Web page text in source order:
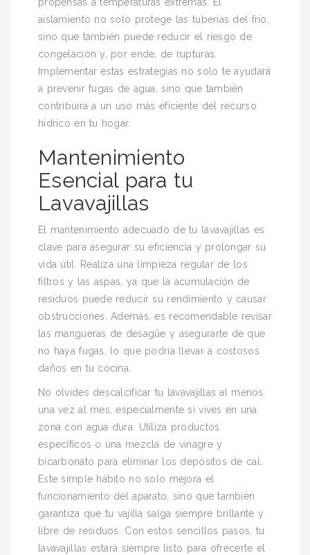
propensas a temperaturas extremas. El
aislamiento no solo protege las tuberías del frío,
sino que también puede reducir el riesgo de
congelación y, por ende, de rupturas.
Implementar estas estrategias no solo te ayudará
a prevenir fugas de agua, sino que también
contribuirá a un uso más eficiente del recurso
hídrico en tu hogar.
Mantenimiento
Esencial para tu
Lavavajillas
El mantenimiento adecuado de tu lavavajillas es
clave para asegurar su eficiencia y prolongar su
vida útil. Realiza una limpieza regular de los
filtros y las aspas, ya que la acumulación de
residuos puede reducir su rendimiento y causar
obstrucciones. Además, es recomendable revisar
las mangueras de desagüe y asegurarte de que
no haya fugas, lo que podría llevar a costosos
daños en tu cocina.
No olvides descalcificar tu lavavajillas al menos
una vez al mes, especialmente si vives en una
zona con agua dura. Utiliza productos
específicos o una mezcla de vinagre y
bicarbonato para eliminar los depósitos de cal.
Este simple hábito no solo mejora el
funcionamiento del aparato, sino que también
garantiza que tu vajilla salga siempre brillante y
libre de residuos. Con estos sencillos pasos, tu
lavavajillas estará siempre listo para ofrecerte el